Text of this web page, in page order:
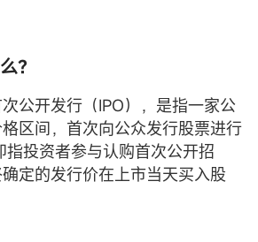
？
公开发行（IPO），是指一家公
区间，首次向公众发行股票进行
指投资者参与认购首次公开招
定的发行价在上市当天买入股